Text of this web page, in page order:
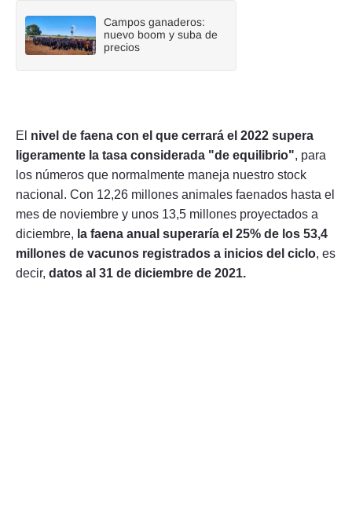
Campos ganaderos:
nuevo boom y suba de
precios
El nivel de faena con el que cerrará el 2022 supera
ligeramente la tasa considerada "de equilibrio", para
los números que normalmente maneja nuestro stock
nacional. Con 12,26 millones animales faenados hasta el
mes de noviembre y unos 13,5 millones proyectados a
diciembre, la faena anual superaría el 25% de los 53,4
millones de vacunos registrados a inicios del ciclo, es
decir, datos al 31 de diciembre de 2021.